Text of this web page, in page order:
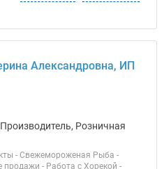
Александровна, ИП
Розничная
- Свежемороженая Рыба -
- Работа с Хорекой -